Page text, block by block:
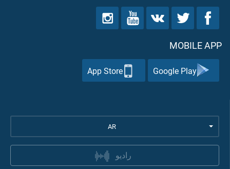
MOBILE APP
Google Play
App Store
AR
راديو